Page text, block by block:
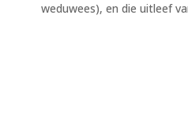
weduwees), en die uitleef